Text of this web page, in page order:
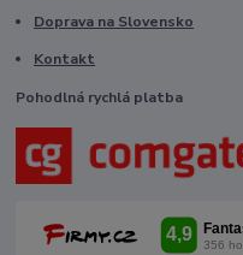
Doprava na Slovensko
Kontakt
Pohodlná rychlá platba